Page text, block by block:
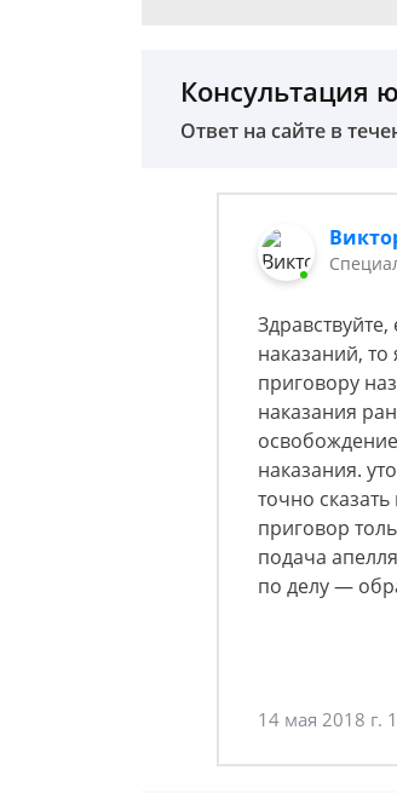
Консультация
Ответ на сайте в
наказаний,
приговору
наказания
наказания.
точно
приговор
подача
по делу —
14 мая 2018 г.